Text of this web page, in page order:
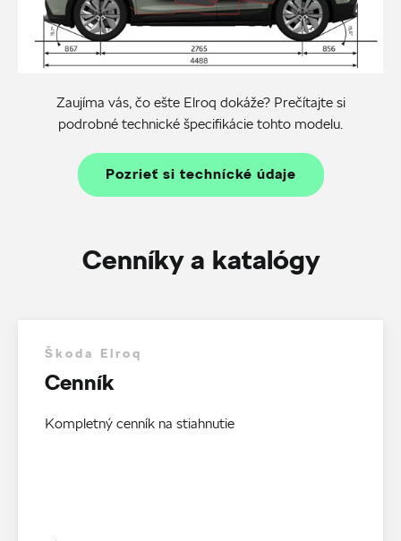
Zaujíma vás, čo ešte Elroq dokáže? Prečítajte si
podrobné technické špecifikácie tohto modelu.
Pozrieť si technícké údaje
Cenníky a katalógy
Škoda Elroq
Cenník
Kompletný cenník na stiahnutie